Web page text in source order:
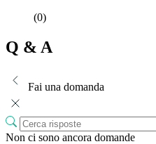
(0)
Q & A
Fai una domanda
Non ci sono ancora domande